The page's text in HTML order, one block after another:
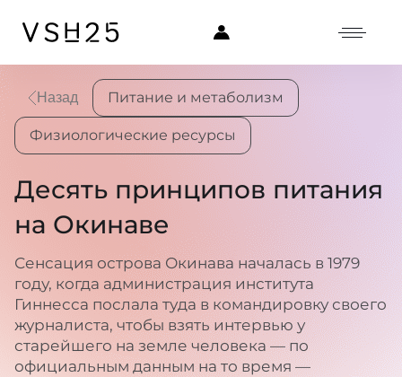
Назад Питание и метаболизм
Физиологические ресурсы
Десять принципов питания
на Окинаве
Сенсация острова Окинава началась в 1979
году, когда администрация института
Гиннесса послала туда в командировку своего
журналиста, чтобы взять интервью у
старейшего на земле человека — по
официальным данным на то время —